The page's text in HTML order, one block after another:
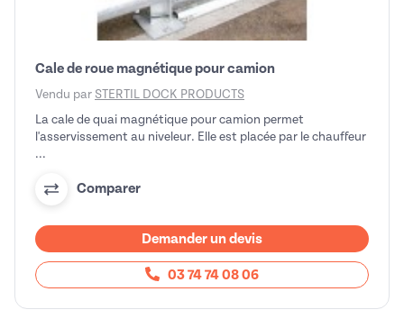
Cale de roue magnétique pour camion
Vendu par STERTIL DOCK PRODUCTS
La cale de quai magnétique pour camion permet
l'asservissement au niveleur. Elle est placée par le chauffeur
...
Comparer
Demander un devis
03 74 74 08 06